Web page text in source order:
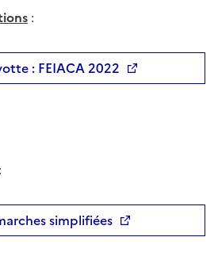
:
: FEIACA 2022
:
simplifiées